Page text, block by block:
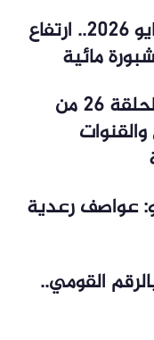
حالة الطقس غدًا الأحد 31 مايو 2026.. ارتفاع
مائية
حماس الجمهور يتصاعد مع الحلقة 26 من
ليوم 31 مايو: عواصف رعدية
القومي..